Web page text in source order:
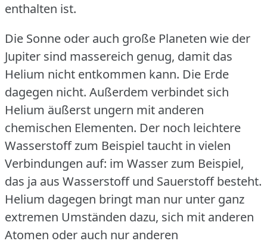
enthalten ist.
Die Sonne oder auch große Planeten wie der
Jupiter sind massereich genug, damit das
Helium nicht entkommen kann. Die Erde
dagegen nicht. Außerdem verbindet sich
Helium äußerst ungern mit anderen
chemischen Elementen. Der noch leichtere
Wasserstoff zum Beispiel taucht in vielen
Verbindungen auf: im Wasser zum Beispiel,
das ja aus Wasserstoff und Sauerstoff besteht.
Helium dagegen bringt man nur unter ganz
extremen Umständen dazu, sich mit anderen
Atomen oder auch nur anderen